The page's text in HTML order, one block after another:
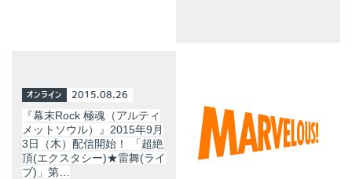
オンライン 2015.08.26
『幕末Rock 極魂（アルティ
メットソウル）』2015年9月
3日（木）配信開始！ 「超絶
頂(エクスタシー)★雷舞(ライ
ブ)」第…